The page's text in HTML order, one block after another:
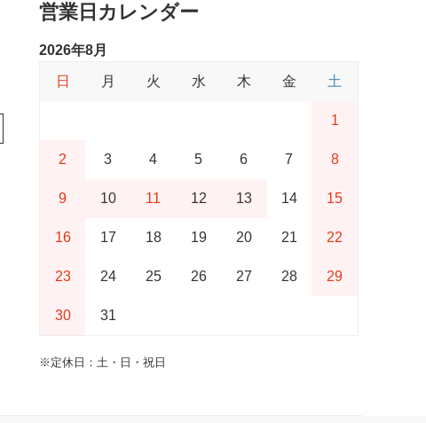
営業日カレンダー
2026年8月
日 月 火 水 木 金 土
1
2 3 4 5 6 7 8
9 10 11 12 13 14 15
16 17 18 19 20 21 22
23 24 25 26 27 28 29
30 31
※定休日：土・日・祝日